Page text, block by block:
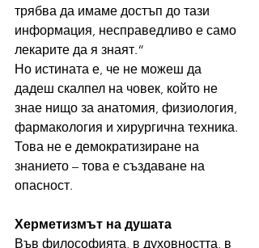
трябва да имаме достъп до тази
информация, несправедливо е само
лекарите да я знаят.“
Но истината е, че не можеш да
дадеш скалпел на човек, който не
знае нищо за анатомия, физиология,
фармакология и хирургична техника.
Това не е демократизиране на
знанието – това е създаване на
опасност.
Херметизмът на душата
Във философията, в духовността, в